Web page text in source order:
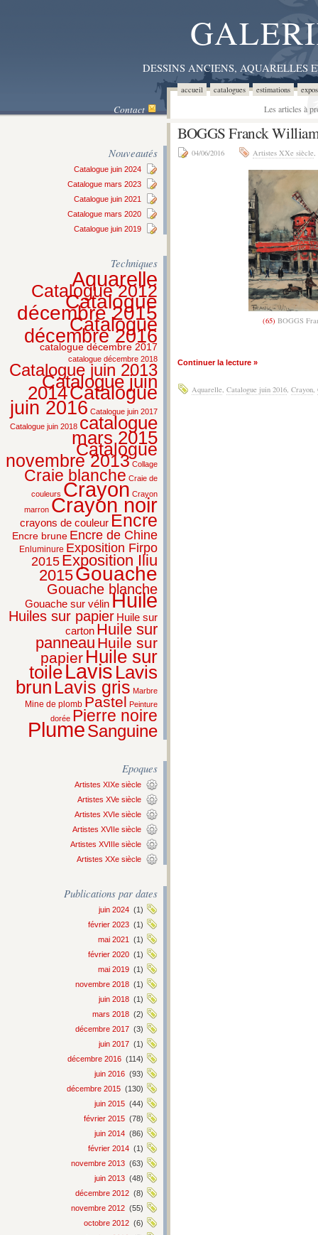
DESSINS ANCIENS,
accueil catalogues estimations
Contact Les articles à
Nouveautés
Catalogue juin 2024
Catalogue mars 2023
Catalogue juin 2021
Catalogue mars 2020
Catalogue juin 2019
Techniques
Aquarelle
Catalogue 2012
Catalogue
décembre 2015
Catalogue
décembre 2016
catalogue décembre 2017
catalogue décembre 2018
Catalogue juin 2013
Catalogue juin
2014Catalogue
juin 2016 Catalogue juin 2017
Catalogue juin 2018 catalogue
mars 2015
Catalogue
novembre 2013 Collage
Craie blanche Craie de
couleurs Crayon Crayon
marron Crayon noir
crayons de couleur Encre
Encre brune Encre de Chine
Enluminure Exposition Firpo
2015 Exposition Iliu
2015Gouache
Gouache blanche
Gouache sur vélinHuile
Huiles sur papier Huile sur
carton Huile sur
panneau Huile sur
papier Huile sur
toileLavis Lavis
brun Lavis gris Marbre
Mine de plomb Pastel Peinture
dorée Pierre noire
PlumeSanguine
Epoques
Artistes XIXe siècle
Artistes XVe siècle
Artistes XVIe siècle
Artistes XVIIe siècle
Artistes XVIIIe siècle
Artistes XXe siècle
Publications par dates
juin 2024 (1)
février 2023 (1)
mai 2021
(1)
février 2020 (1)
mai 2019 (1)
novembre 2018 (1)
juin 2018 (1)
mars 2018 (2)
décembre 2017 (3)
juin 2017 (1)
décembre 2016 (114)
juin 2016 (93)
décembre 2015 (130)
juin 2015 (44)
février 2015 (78)
juin 2014 (86)
février 2014 (1)
novembre 2013 (63)
juin 2013 (48)
décembre 2012 (8)
novembre 2012 (55)
octobre 2012 (6)
BOGGS Franck
04/06/2016 Artistes XXe siècle,
(65) BOGGS
Continuer la lecture »
Aquarelle, Catalogue juin 2016, Crayon,